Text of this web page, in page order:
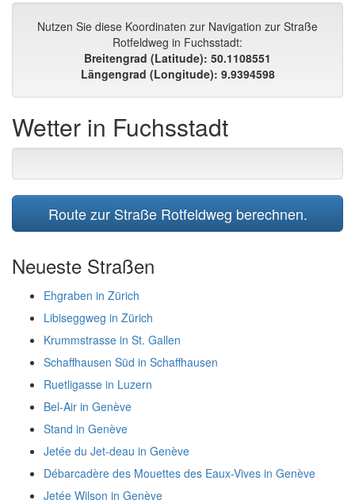
Nutzen Sie diese Koordinaten zur Navigation zur Straße
Rotfeldweg in Fuchsstadt:
Breitengrad (Latitude): 50.1108551
Längengrad (Longitude): 9.9394598
Wetter in Fuchsstadt
Route zur Straße Rotfeldweg berechnen.
Neueste Straßen
Ehgraben in Zürich
Libiseggweg in Zürich
Krummstrasse in St. Gallen
Schaffhausen Süd in Schaffhausen
Ruetligasse in Luzern
Bel-Air in Genève
Stand in Genève
Jetée du Jet-deau in Genève
Débarcadère des Mouettes des Eaux-Vives in Genève
Jetée Wilson in Genève